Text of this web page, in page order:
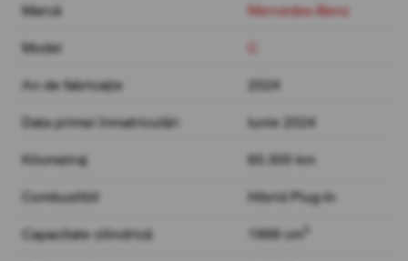
Marcă
Mercedes-Benz
Model
An de fabricație 2024
Data primei înmatriculări Iunie 2024
Kilometraj 60.300 km
Combustibil Hibrid Plug-In
Capacitate cilindrică 1999 cm